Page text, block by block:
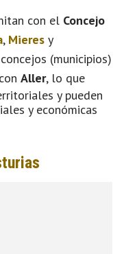
con el Concejo
, Mieres y
(municipios)
Aller, lo que
y pueden
y económicas